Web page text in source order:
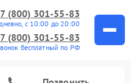
(800) 301-55-83
с 10:00 до 20:00
(800) 301-55-83
бесплатный по РФ